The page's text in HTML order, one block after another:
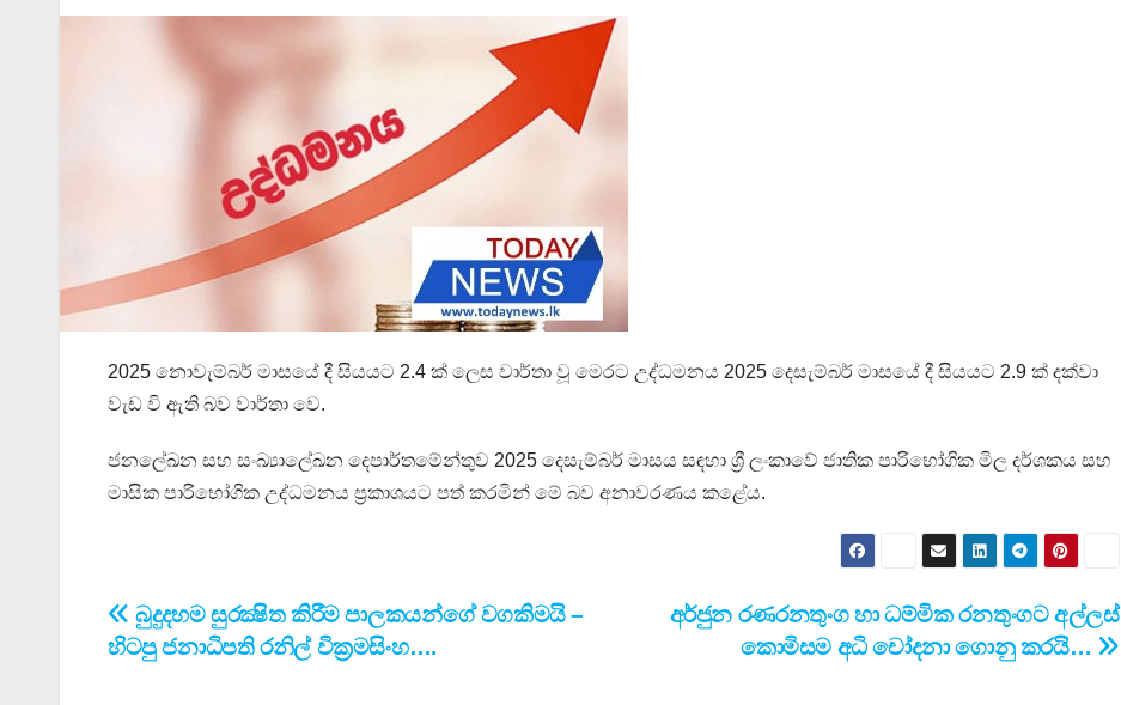
2025 නොවැම්බර් මාසයේ දී සියයට 2.4 ක් ලෙස වාර්තා වූ මෙරට උද්ධමනය 2025 දෙසැම්බර් මාසයේ දී සියයට 2.9 ක් දක්වා
වැඩ වි ඇති බව වාර්තා වෙ.
ජනලේඛන සහ සංඛ්‍යාලේඛන දෙපාර්තමේන්තුව 2025 දෙසැම්බර් මාසය සඳහා ශ්‍රී ලංකාවේ ජාතික පාරිභෝගික මිල දර්ශකය සහ
මාසික පාරිභෝගික උද්ධමනය ප්‍රකාශයට පත් කරමින් මේ බව අනාවරණය කළේය.
Post
navigation
අර්ජුන රණරනතුංග හා ධම්මික රනතුංගට අල්ලස්
කොමිසම අධි චෝදනා ගොනු කරයි…
බුදුදහම සුරක්‍ෂිත කිරීම පාලකයන්ගේ වගකිමයි –
හිටපු ජනාධිපති රනිල් වික්‍රමසිංහ….